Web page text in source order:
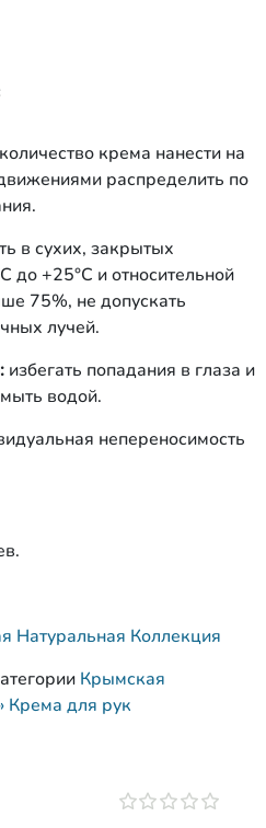
крема нанести на
распределить по
в сухих, закрытых
до +25°С и относительной
75%, не допускать
лучей.
избегать попадания в глаза и
водой.
непереносимость
Натуральная Коллекция
Крымская
Крема для рук